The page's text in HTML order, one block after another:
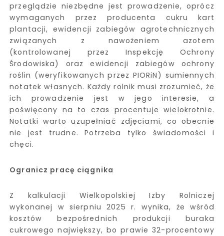
przeglądzie niezbędne jest prowadzenie, oprócz
wymaganych przez producenta cukru kart
plantacji, ewidencji zabiegów agrotechnicznych
związanych z nawożeniem azotem
(kontrolowanej przez Inspekcję Ochrony
Środowiska) oraz ewidencji zabiegów ochrony
roślin (weryfikowanych przez PIORiN) sumiennych
notatek własnych. Każdy rolnik musi zrozumieć, że
ich prowadzenie jest w jego interesie, a
poświęcony na to czas procentuje wielokrotnie.
Notatki warto uzupełniać zdjęciami, co obecnie
nie jest trudne. Potrzeba tylko świadomości i
chęci.
Ogranicz pracę ciągnika
Z kalkulacji Wielkopolskiej Izby Rolniczej
wykonanej w sierpniu 2025 r. wynika, że wśród
kosztów bezpośrednich produkcji buraka
cukrowego największy, bo prawie 32-procentowy